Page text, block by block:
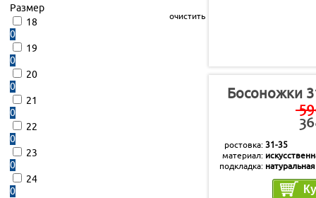
очистить
Размер
18
0
19
0
20
0
21
0
22
0
23
0
24
0
Босоножки
ростовка 31-35
материал
подкладка